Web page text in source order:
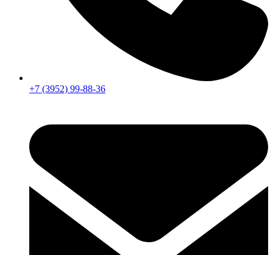
+7 (3952) 99-88-36